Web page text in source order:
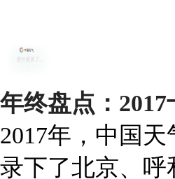
年终盘点：
2017年，中国
录下了北京、